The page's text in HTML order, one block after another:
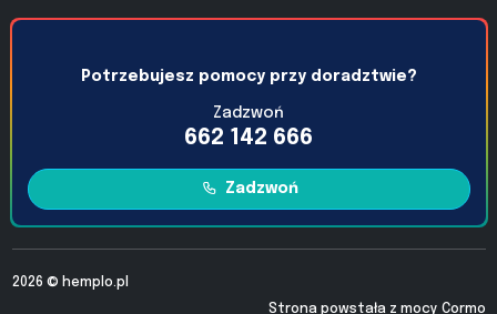
Potrzebujesz pomocy przy doradztwie?
Zadzwoń
662 142 666
Zadzwoń
2026 © hemplo.pl
Strona powstała z mocy Cormo